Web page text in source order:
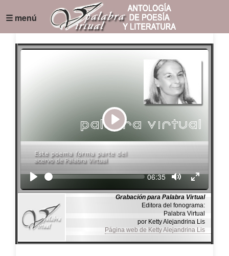
☰ menú
Play
Seek Current
06:35
Grabación para Palabra Virtual
Editora del fonograma:
Palabra Virtual
por Ketty Alejandrina Lis
Página web de Ketty Alejandrina Lis